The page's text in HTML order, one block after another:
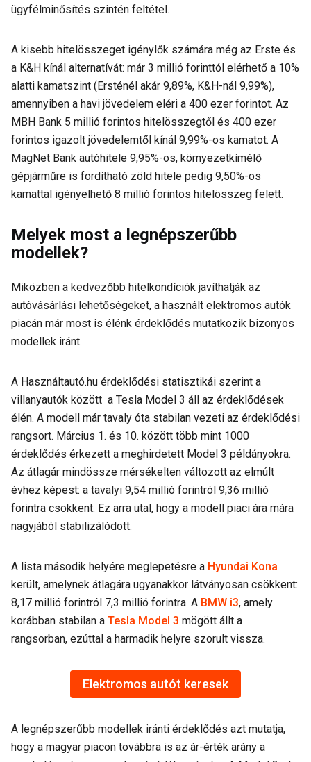
ügyfélminősítés szintén feltétel.
A kisebb hitelösszeget igénylők számára még az Erste és
a K&H kínál alternatívát: már 3 millió forinttól elérhető a 10%
alatti kamatszint (Ersténél akár 9,89%, K&H-nál 9,99%),
amennyiben a havi jövedelem eléri a 400 ezer forintot. Az
MBH Bank 5 millió forintos hitelösszegtől és 400 ezer
forintos igazolt jövedelemtől kínál 9,99%-os kamatot. A
MagNet Bank autóhitele 9,95%-os, környezetkímélő
gépjárműre is fordítható zöld hitele pedig 9,50%-os
kamattal igényelhető 8 millió forintos hitelösszeg felett.
Melyek most a legnépszerűbb
modellek?
Miközben a kedvezőbb hitelkondíciók javíthatják az
autóvásárlási lehetőségeket, a használt elektromos autók
piacán már most is élénk érdeklődés mutatkozik bizonyos
modellek iránt.
A Használtautó.hu érdeklődési statisztikái szerint a
villanyautók között a Tesla Model 3 áll az érdeklődések
élén. A modell már tavaly óta stabilan vezeti az érdeklődési
rangsort. Március 1. és 10. között több mint 1000
érdeklődés érkezett a meghirdetett Model 3 példányokra.
Az átlagár mindössze mérsékelten változott az elmúlt
évhez képest: a tavalyi 9,54 millió forintról 9,36 millió
forintra csökkent. Ez arra utal, hogy a modell piaci ára mára
nagyjából stabilizálódott.
A lista második helyére meglepetésre a Hyundai Kona
került, amelynek átlagára ugyanakkor látványosan csökkent:
8,17 millió forintról 7,3 millió forintra. A BMW i3, amely
korábban stabilan a Tesla Model 3 mögött állt a
rangsorban, ezúttal a harmadik helyre szorult vissza.
Elektromos autót keresek
A legnépszerűbb modellek iránti érdeklődés azt mutatja,
hogy a magyar piacon továbbra is az ár-érték arány a